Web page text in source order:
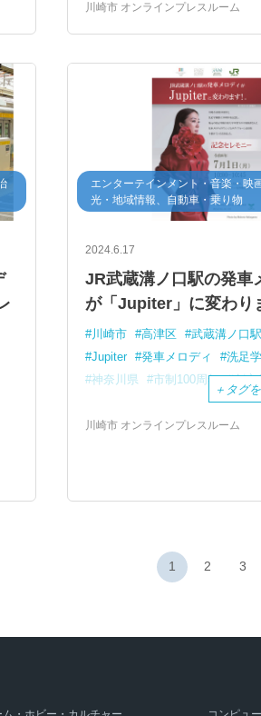
川崎市 オンラインプレスルーム
エンターテインメント・音楽・映
光・地域情報、自動車・乗り物
2024.6.17
JR武蔵溝ノ口駅の発車
が「Jupiter」に変わり
川崎市 高津区 武蔵溝ノ口駅
Jupiter
発車メロディ
洗足
神奈川県
市制100周年 創立
＋ タグ
川崎市 オンラインプレスルーム
1 2 3